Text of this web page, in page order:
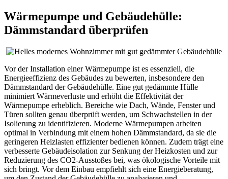
Wärmepumpe und Gebäudehülle:
Dämmstandard überprüfen
Vor der Installation einer Wärmepumpe ist es essenziell, die
Energieeffizienz des Gebäudes zu bewerten, insbesondere den
Dämmstandard der Gebäudehülle. Eine gut gedämmte Hülle
minimiert Wärmeverluste und erhöht die Effektivität der
Wärmepumpe erheblich. Bereiche wie Dach, Wände, Fenster und
Türen sollten genau überprüft werden, um Schwachstellen in der
Isolierung zu identifizieren. Moderne Wärmepumpen arbeiten
optimal in Verbindung mit einem hohen Dämmstandard, da sie die
geringeren Heizlasten effizienter bedienen können. Zudem trägt eine
verbesserte Gebäudeisolation zur Senkung der Heizkosten und zur
Reduzierung des CO2-Ausstoßes bei, was ökologische Vorteile mit
sich bringt. Vor dem Einbau empfiehlt sich eine Energieberatung,